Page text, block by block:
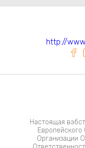
http://
Настоящая
Организации